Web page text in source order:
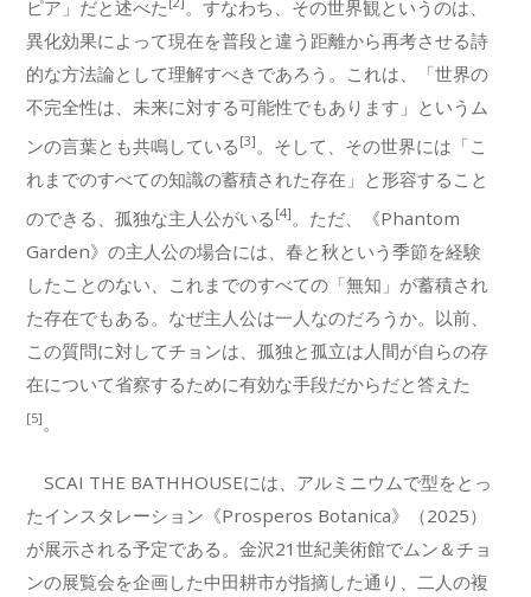
ピア」だと述べた
。すなわち、その世界観というのは、
異化効果によって現在を普段と違う距離から再考させる詩
的な方法論として理解すべきであろう。これは、「世界の
不完全性は、未来に対する可能性でもあります」というム
ンの言葉とも共鳴している [3]。そして、その世界には「こ
れまでのすべての知識の蓄積された存在」と形容すること
のできる、孤独な主人公がいる [4]。ただ、《Phantom
Garden》の主人公の場合には、春と秋という季節を経験
したことのない、これまでのすべての「無知」が蓄積され
た存在でもある。なぜ主人公は一人なのだろうか。以前、
この質問に対してチョンは、孤独と孤立は人間が自らの存
在について省察するために有効な手段だからだと答えた
[5]。
SCAI THE BATHHOUSEには、アルミニウムで型をとっ
たインスタレーション《Prosperos Botanica》（2025）
が展示される予定である。金沢21世紀美術館でムン＆チョ
ンの展覧会を企画した中田耕市が指摘した通り、二人の複